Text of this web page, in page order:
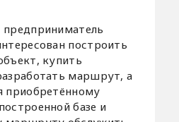
построить
купить
маршрут, а
приобретённому
базе и